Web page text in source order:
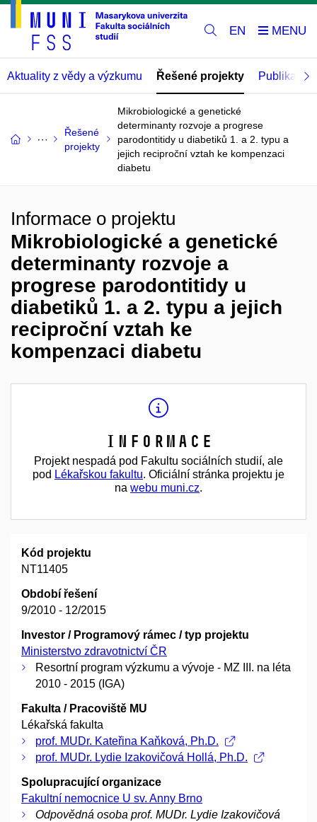
EN
Aktuality z vědy a výzkumu Řešené projekty Publikace
Řešené
projekty
Mikrobiologické a genetické
determinanty rozvoje a progrese
parodontitidy u diabetiků 1. a 2. typu a
jejich reciproční vztah ke kompenzaci
diabetu
Informace o projektu
Mikrobiologické a genetické
determinanty rozvoje a
progrese parodontitidy u
diabetiků 1. a 2. typu a jejich
reciproční vztah ke
kompenzaci diabetu
Informace
Projekt nespadá pod Fakultu sociálních studií, ale
pod Lékařskou fakultu. Oficiální stránka projektu je
na webu muni.cz.
Kód projektu
NT11405
Období řešení
9/2010 - 12/2015
Investor / Programový rámec / typ projektu
Ministerstvo zdravotnictví ČR
Resortní program výzkumu a vývoje - MZ III. na léta
2010 - 2015 (IGA)
Fakulta / Pracoviště MU
Lékařská fakulta
prof. MUDr. Kateřina Kaňková, Ph.D.
prof. MUDr. Lydie Izakovičová Hollá, Ph.D.
Spolupracující organizace
Fakultní nemocnice U sv. Anny Brno
Odpovědná osoba prof. MUDr. Lydie Izakovičová